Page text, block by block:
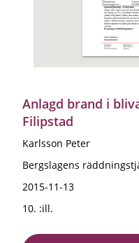
Anlagd brand i
Filipstad
Karlsson Peter
Bergslagens
2015-11-13
10. :ill.